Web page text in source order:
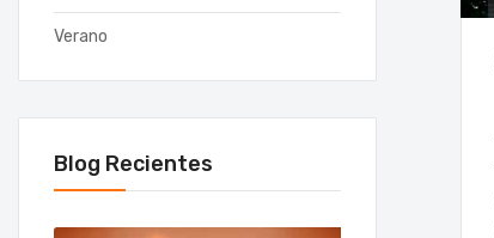
Verano
Blog Recientes